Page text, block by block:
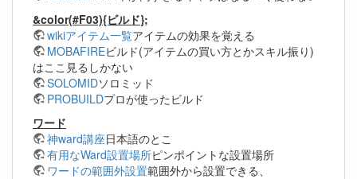
&color(#F03){ビルド};
wikiアイテム一覧アイテムの効果を覚える
MOBAFIREビルド(アイテムの買い方とかスキル振り)
はここ見るしかない
SOLOMIDソロミッド
PROBUILDプロが使ったビルド
ワード
神ward講座日本語のとこ
有用なWard設置場所ピンポイントな設置場所
ワードの範囲外設置範囲外から設置できる、